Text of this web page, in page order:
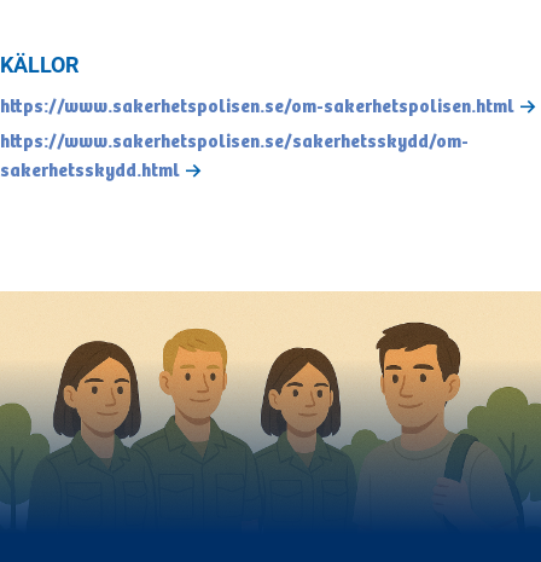
KÄLLOR
https://www.sakerhetspolisen.se/om-sakerhetspolisen.html
https://www.sakerhetspolisen.se/sakerhetsskydd/om-
sakerhetsskydd.html